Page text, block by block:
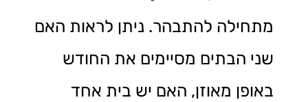
מתחילה להתבהר. ניתן לראות האם
שני הבתים מסיימים את החודש
באופן מאוזן, האם יש בית אחד